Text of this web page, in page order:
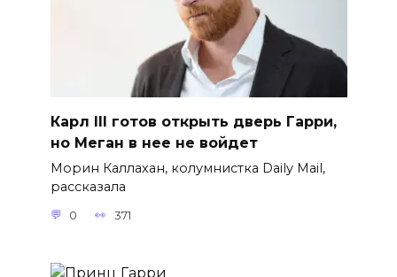
Карл III готов открыть дверь Гарри,
но Меган в нее не войдет
Морин Каллахан, колумнистка Daily Mail,
рассказала
0 371